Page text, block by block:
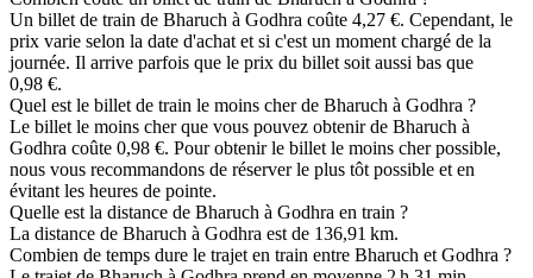
Un billet de train de Bharuch à Godhra coûte 4,27 €. Cependant, le
prix varie selon la date d'achat et si c'est un moment chargé de la
journée. Il arrive parfois que le prix du billet soit aussi bas que
0,98 €.
Quel est le billet de train le moins cher de Bharuch à Godhra ?
Le billet le moins cher que vous pouvez obtenir de Bharuch à
Godhra coûte 0,98 €. Pour obtenir le billet le moins cher possible,
nous vous recommandons de réserver le plus tôt possible et en
évitant les heures de pointe.
Quelle est la distance de Bharuch à Godhra en train ?
La distance de Bharuch à Godhra est de 136,91 km.
Combien de temps dure le trajet en train entre Bharuch et Godhra ?